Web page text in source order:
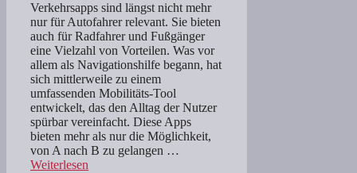
Verkehrsapps sind längst nicht mehr
nur für Autofahrer relevant. Sie bieten
auch für Radfahrer und Fußgänger
eine Vielzahl von Vorteilen. Was vor
allem als Navigationshilfe begann, hat
sich mittlerweile zu einem
umfassenden Mobilitäts-Tool
entwickelt, das den Alltag der Nutzer
spürbar vereinfacht. Diese Apps
bieten mehr als nur die Möglichkeit,
von A nach B zu gelangen …
Weiterlesen